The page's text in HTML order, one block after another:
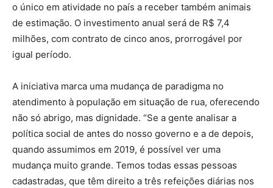
o único em atividade no país a receber também animais
de estimação. O investimento anual será de R$ 7,4
milhões, com contrato de cinco anos, prorrogável por
igual período.
A iniciativa marca uma mudança de paradigma no
atendimento à população em situação de rua, oferecendo
não só abrigo, mas dignidade. “Se a gente analisar a
política social de antes do nosso governo e a de depois,
quando assumimos em 2019, é possível ver uma
mudança muito grande. Temos todas essas pessoas
cadastradas, que têm direito a três refeições diárias nos